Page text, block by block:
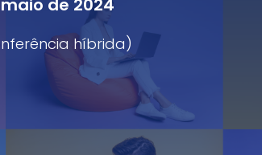
de 2024
híbrida)